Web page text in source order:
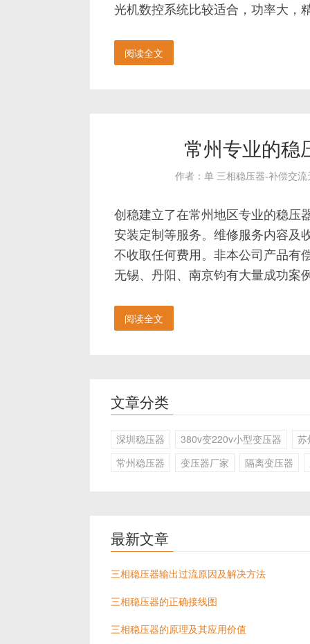
光机数控系统比较适合，功率大，
阅读全文
常州专业的稳
作者：单 三相稳压器-补偿交
创稳建立了在常州地区专业的稳压
安装定制等服务。维修服务内容及
不收取任何费用。非本公司产品有
无锡、丹阳、南京钧有大量成功案
阅读全文
文章分类
深圳稳压器 380v变220v小型变压器
苏
常州稳压器
变压器厂家 隔离变压器
最新文章
三相稳压器输出过流原因及解决方法
三相稳压器的正确接线图
三相稳压器的原理及其应用价值